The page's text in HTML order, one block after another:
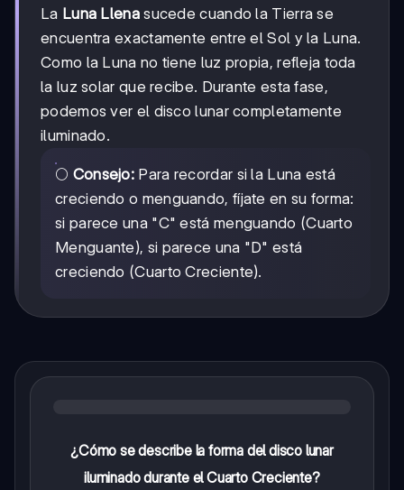
La Luna Llenasucede cuando la Tierra se
encuentra exactamente entre el Sol y la Luna.
Como la Luna no tiene luz propia, refleja toda
la luz solar que recibe. Durante esta fase,
podemos ver el disco lunar completamente
iluminado.
🌕 Consejo: Para recordar si la Luna está
creciendo o menguando, fíjate en su forma:
si parece una "C" está menguando (Cuarto
Menguante), si parece una "D" está
creciendo (Cuarto Creciente).
¿Cómo se describe la forma del disco lunar
iluminado durante el Cuarto Creciente?